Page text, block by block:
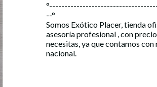
--°
Somos Exótico Placer, tienda
asesoría profesional , con
necesitas, ya que contamos
nacional.